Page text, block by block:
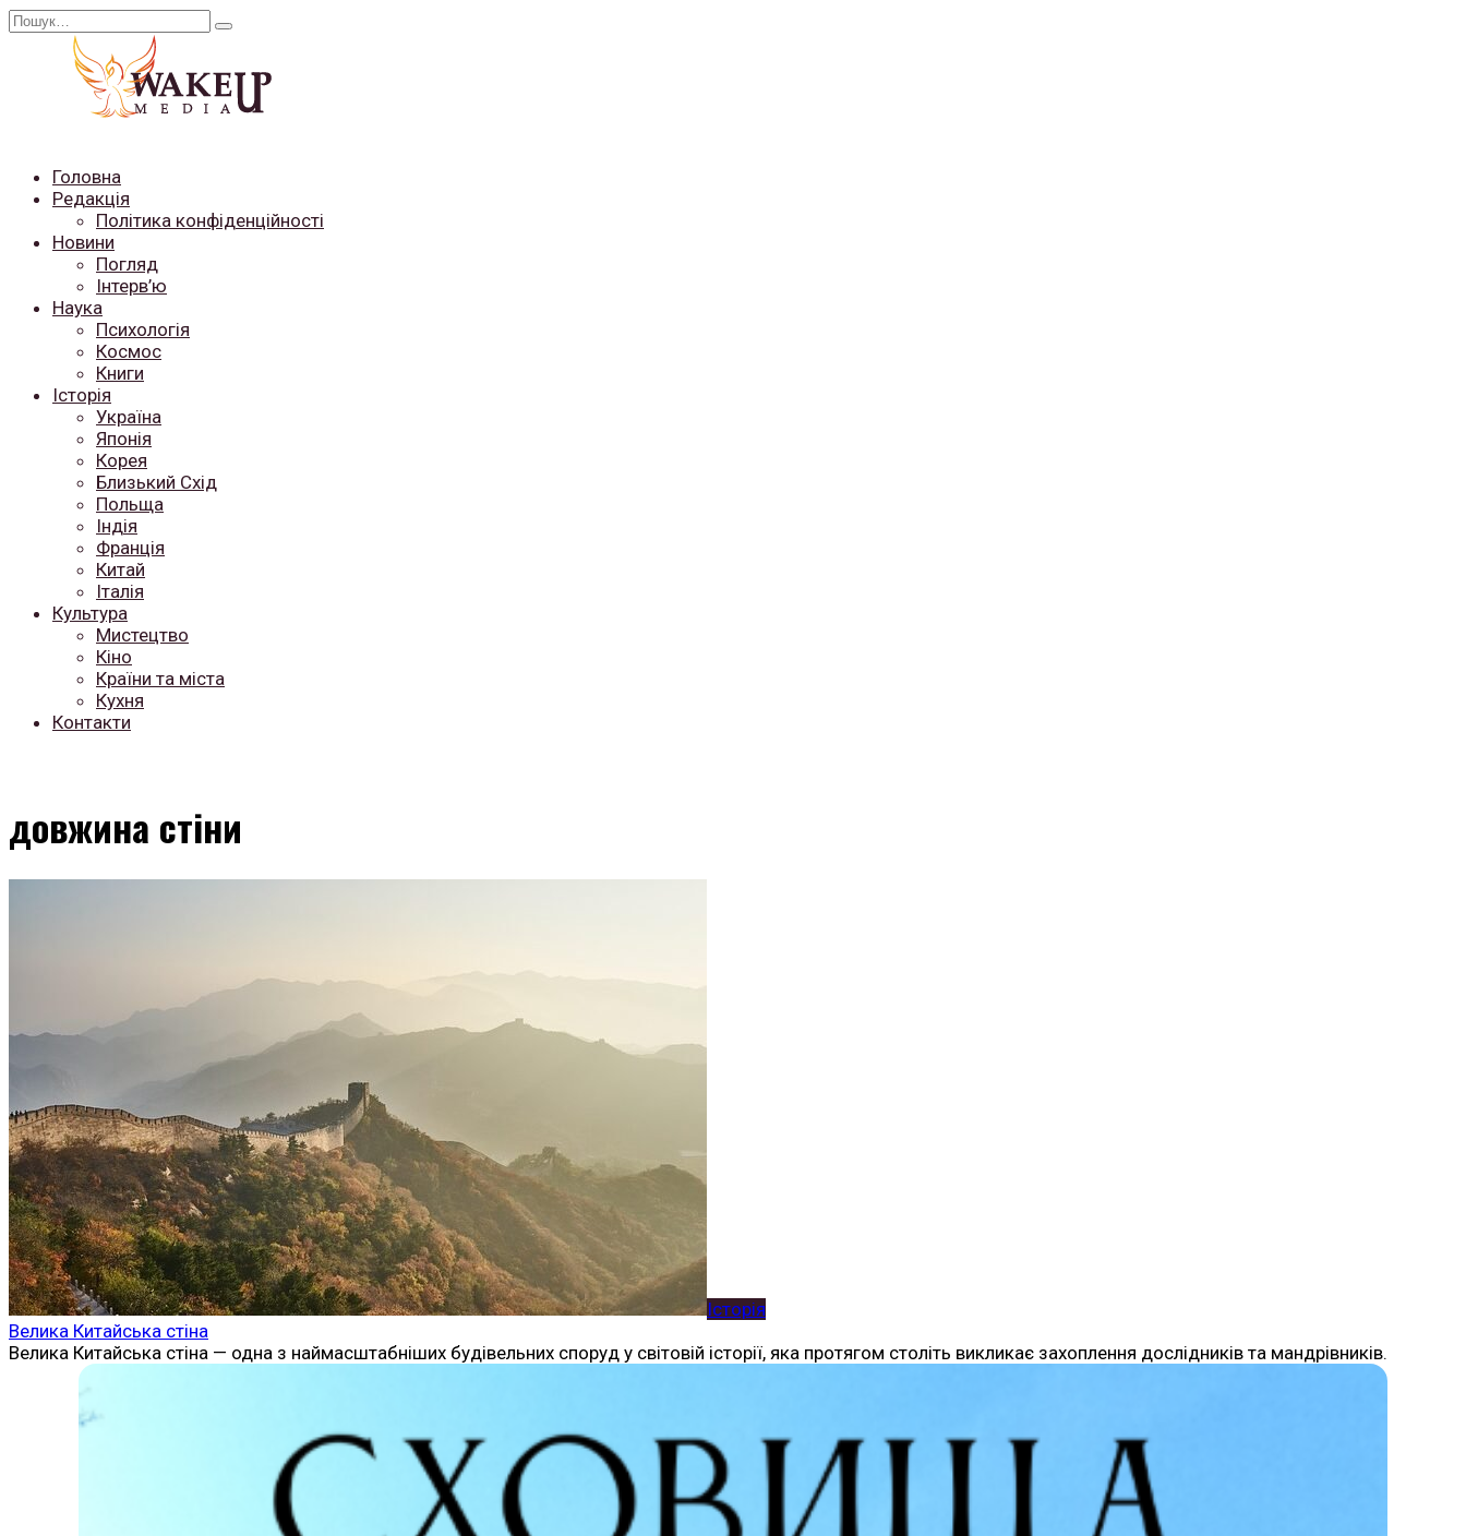
Перейти
Search
Головна
Редакція
Політика конфіденційності
Новини
Погляд
Інтерв’ю
Наука
Психологія
Космос
Книги
Історія
Україна
Японія
Корея
Близький Схід
Польща
Індія
Франція
Китай
Італія
Культура
Мистецтво
Кіно
Країни та міста
Кухня
Контакти
довжина стіни
Історія
Велика Китайська стіна
Велика Китайська стіна — одна з наймасштабніших будівельних споруд у світовій історії, яка протягом століть викликає захоплення дослідників та мандрівників.